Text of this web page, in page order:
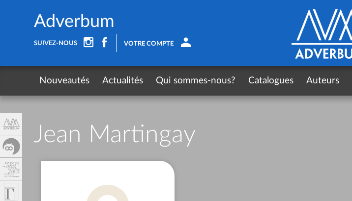
Jean Martingay
Adverbum
SUIVEZ-NOUS VOTRE COMPTE
Nouveautés Actualités Qui sommes-nous? Catalogues Auteurs